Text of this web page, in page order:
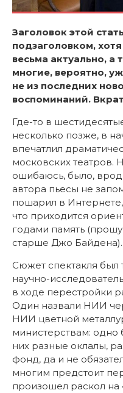
Заголовок этой
подзаголовком,
весьма актуально, а
многие, вероятно,
не из последних
воспоминаний.
Где-то в
несколько позже, в
впечатлил
московских театров.
ошибаюсь, было,
автора пьесы не
пошарил в
что приходится
годами память (прошу
старше Джо Байдена).
Сюжет спектакля был
научно-
в ходе перестройки
Один назвали НИИ
НИИ цветной
министерствам: одно
них разные оклалы,
фонд, да и не
многим предстоит
произошел раскол на